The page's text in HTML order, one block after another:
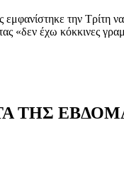
την Τρίτη
«δεν έχω κόκκινες
ΤΗΣ